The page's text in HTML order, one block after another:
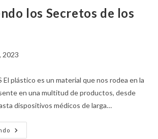
los Secretos de los
2023
El plástico es un material que nos rodea en la
en una multitud de productos, desde
dispositivos médicos de larga…